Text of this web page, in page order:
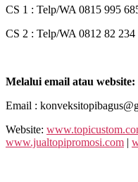
CS 1 : Telp/WA 0815 995
CS 2 : Telp/WA 0812 82 234
Melalui email atau website:
Email :
Website:
www.jualtopipromosi.com |